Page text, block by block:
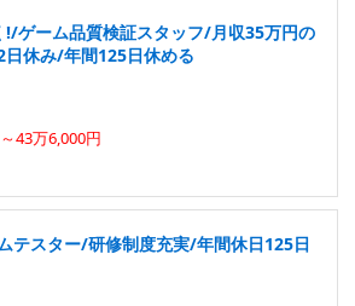
!/ゲーム品質検証スタッフ/月収35万円の
休み/年間125日休める
43万6,000円
テスター/研修制度充実/年間休日125日